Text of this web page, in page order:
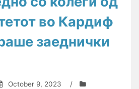
во Кардиф
заеднички
October 9, 2023
/